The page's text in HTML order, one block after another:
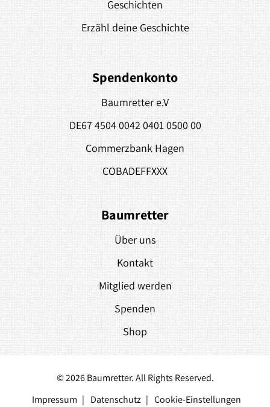
Geschichten
Erzähl deine Geschichte
Spendenkonto
Baumretter e.V
DE67 4504 0042 0401 0500 00
Commerzbank Hagen
COBADEFFXXX
Baumretter
Über uns
Kontakt
Mitglied werden
Spenden
Shop
Impressum Datenschutz Cookie-Einstellungen
© 2026 Baumretter. All Rights Reserved.